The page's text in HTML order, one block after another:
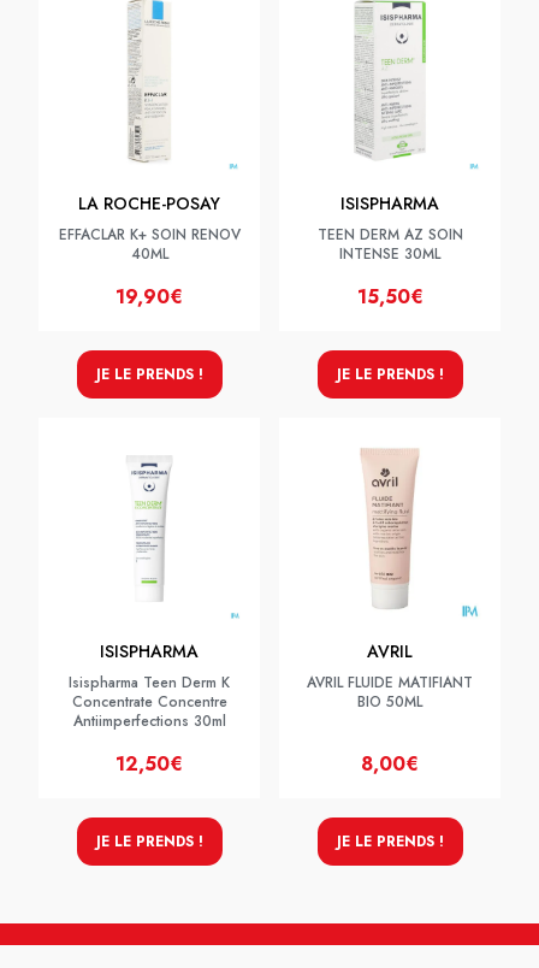
LA ROCHE-POSAY
EFFACLAR K+ SOIN RENOV
40ML
19,90€
JE LE PRENDS !
ISISPHARMA
TEEN DERM AZ SOIN
INTENSE 30ML
15,50€
JE LE PRENDS !
ISISPHARMA
Isispharma Teen Derm K
Concentrate Concentre
Antiimperfections 30ml
12,50€
JE LE PRENDS !
AVRIL
AVRIL FLUIDE MATIFIANT
BIO 50ML
8,00€
JE LE PRENDS !